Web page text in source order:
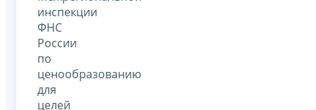
инспекции
ФНС
России
по
ценообразованию
для
целей